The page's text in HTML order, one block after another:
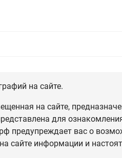
на сайте.
на сайте,
для
предупреждает вас о
сайте информации и